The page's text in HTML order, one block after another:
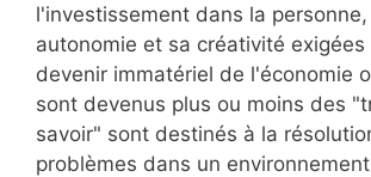
l'investissement dans la
autonomie et sa créativité exigées
devenir immatériel de l'économie
sont devenus plus ou moins des
savoir" sont destinés à la
problèmes dans un